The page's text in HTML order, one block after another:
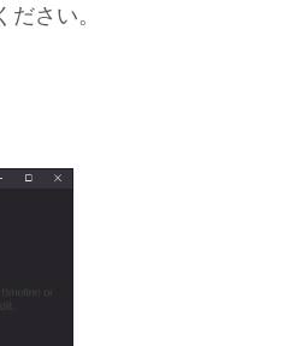
さい。